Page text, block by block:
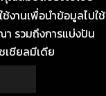
ช้งานเพื่อนำข้อมูลไปใช้
า รวมถึงการแบ่งปัน
เชียลมีเดีย